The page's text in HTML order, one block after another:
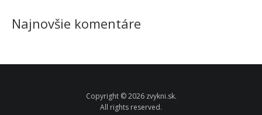
Najnovšie komentáre
Copyright © 2026 zvykni.sk.
All rights reserved.